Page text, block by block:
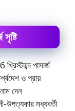
পাসার্জ
ও প্রায়
দেন
উপত্যকার মধ্যবর্তী